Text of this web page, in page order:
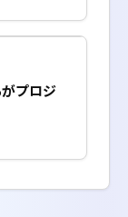
プロジ